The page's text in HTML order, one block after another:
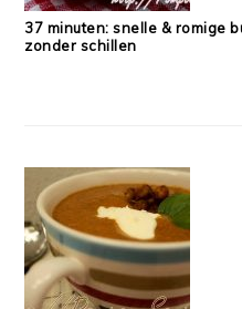
37 minuten: snelle & romige
zonder schillen